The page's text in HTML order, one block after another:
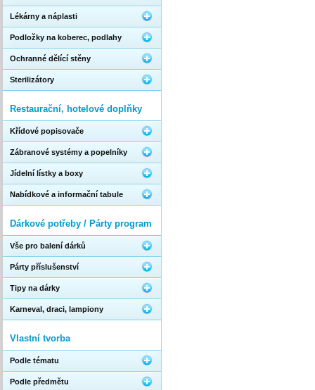
Lékárny a náplasti
Podložky na koberec, podlahy
Ochranné dělící stěny
Sterilizátory
Restaurační, hotelové doplňky
Křídové popisovače
Zábranové systémy a popelníky
Jídelní lístky a boxy
Nabídkové a informační tabule
Dárkové potřeby / Párty program
Vše pro balení dárků
Párty příslušenství
Tipy na dárky
Karneval, draci, lampiony
Vlastní tvorba
Podle tématu
Podle předmětu